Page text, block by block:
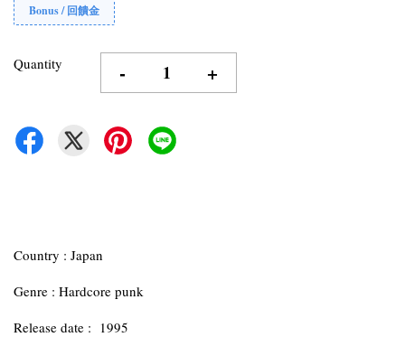
Bonus / 回饋金
Quantity - +
Country : Japan
Genre : Hardcore punk
Release date : 1995